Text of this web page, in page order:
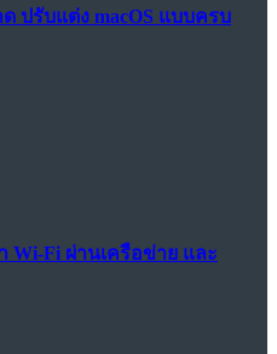
ปรับแต่ง macOS แบบครบ
Wi-Fi ผ่านเครือข่าย และ